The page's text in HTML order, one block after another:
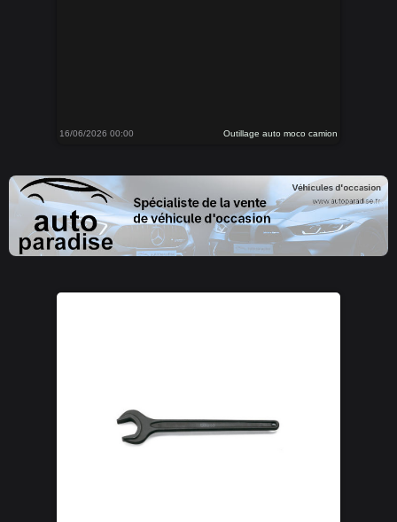
16/06/2026 00:00 Outillage auto moco camion